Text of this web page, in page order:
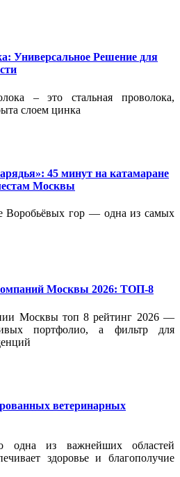
Универсальное Решение для
– это стальная проволока,
слоем цинка
45 минут на катамаране
Москвы
Воробьёвых гор — одна из самых
Москвы 2026: ТОП-8
Москвы топ 8 рейтинг 2026 —
портфолио, а фильтр для
ветеринарных
одна из важнейших областей
здоровье и благополучие